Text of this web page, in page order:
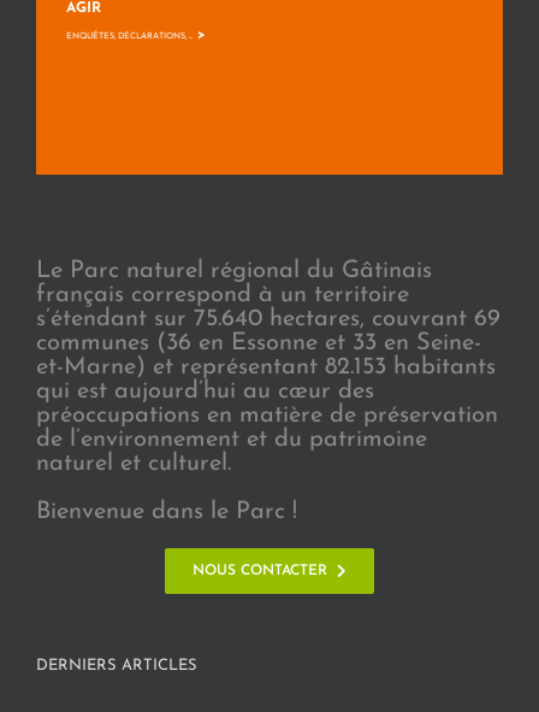
AGIR
ENQUÊTES, DÉCLARATIONS, ... >
Le Parc naturel régional du Gâtinais
français correspond à un territoire
s’étendant sur 75.640 hectares, couvrant 69
communes (36 en Essonne et 33 en Seine-
et-Marne) et représentant 82.153 habitants
qui est aujourd’hui au cœur des
préoccupations en matière de préservation
de l’environnement et du patrimoine
naturel et culturel.
Bienvenue dans le Parc !
NOUS CONTACTER
DERNIERS ARTICLES